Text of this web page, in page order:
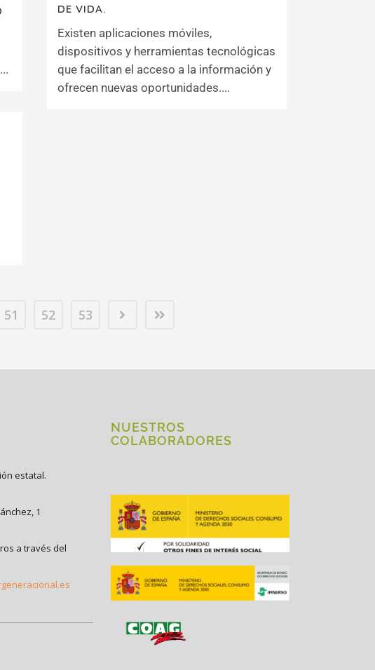
DE VIDA.
Existen aplicaciones móviles,
dispositivos y herramientas tecnológicas
que facilitan el acceso a la información y
ofrecen nuevas oportunidades....
51 52 53
estatal.
1
a través del
NUESTROS
COLABORADORES